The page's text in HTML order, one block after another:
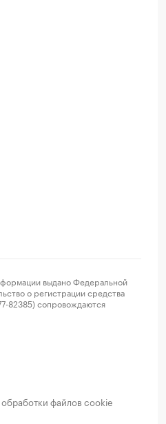
выдано Федеральной
о регистрации средства
82385) сопровождаются
файлов cookie